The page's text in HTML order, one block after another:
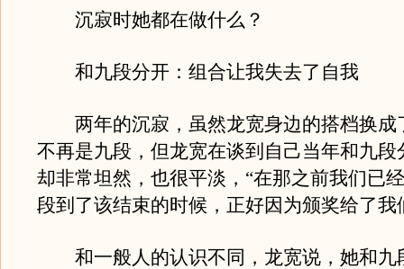
沉寂时她都在做什么？
和九段分开：组合让我失去了自我
两年的沉寂，虽然龙宽身边的搭档换成
不再是九段，但龙宽在谈到自己当年和九段
却非常坦然，也很平淡，“在那之前我们已
段到了该结束的时候，正好因为颁奖给了我
和一般人的认识不同，龙宽说，她和九